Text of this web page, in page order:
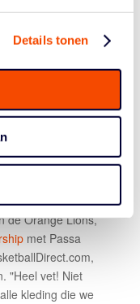
Details tonen
deelt, leer je
delen. Het
plaatsten voor het
allemaal een
een van ons moe
een kamer
de Orange Lions,
met Passa
"Heel vet! Niet
kleding die we